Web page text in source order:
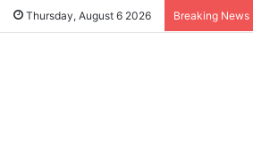
Thursday, August 6 2026 Breaking News